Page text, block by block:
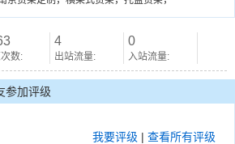
数:
4
出站流量:
0
入站流量:
参加评级
我要评级 | 查看所有评级